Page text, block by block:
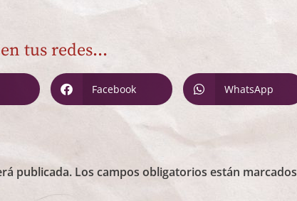
tus redes...
Facebook WhatsApp
publicada. Los campos obligatorios están marcados